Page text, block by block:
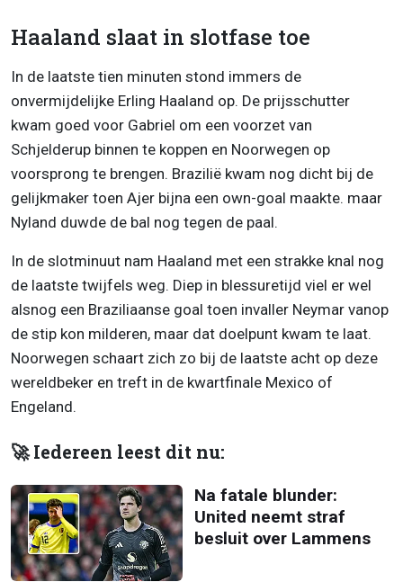
Haaland slaat in slotfase toe
In de laatste tien minuten stond immers de
onvermijdelijke Erling Haaland op. De prijsschutter
kwam goed voor Gabriel om een voorzet van
Schjelderup binnen te koppen en Noorwegen op
voorsprong te brengen. Brazilië kwam nog dicht bij de
gelijkmaker toen Ajer bijna een own-goal maakte. maar
Nyland duwde de bal nog tegen de paal.
In de slotminuut nam Haaland met een strakke knal nog
de laatste twijfels weg. Diep in blessuretijd viel er wel
alsnog een Braziliaanse goal toen invaller Neymar vanop
de stip kon milderen, maar dat doelpunt kwam te laat.
Noorwegen schaart zich zo bij de laatste acht op deze
wereldbeker en treft in de kwartfinale Mexico of
Engeland.
🚀 Iedereen leest dit nu:
Na fatale blunder:
United neemt straf
besluit over Lammens